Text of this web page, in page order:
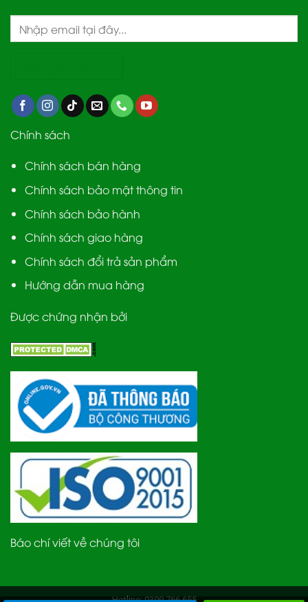
Chính sách
Chính sách bán hàng
Chính sách bảo mật thông tin
Chính sách bảo hành
Chính sách giao hàng
Chính sách đổi trả sản phẩm
Hướng dẫn mua hàng
Được chứng nhận bởi
Báo chí viết về chúng tôi
Hotline: 0399.766.655